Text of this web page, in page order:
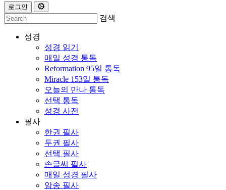
로그인
검색
성경
성경 읽기
매일 성경 통독
Reformation 95일 통독
Miracle 153일 통독
오늘의 만나 통독
선택 통독
성경 사전
필사
한권 필사
두권 필사
선택 필사
손글씨 필사
매일 성경 필사
암송 필사